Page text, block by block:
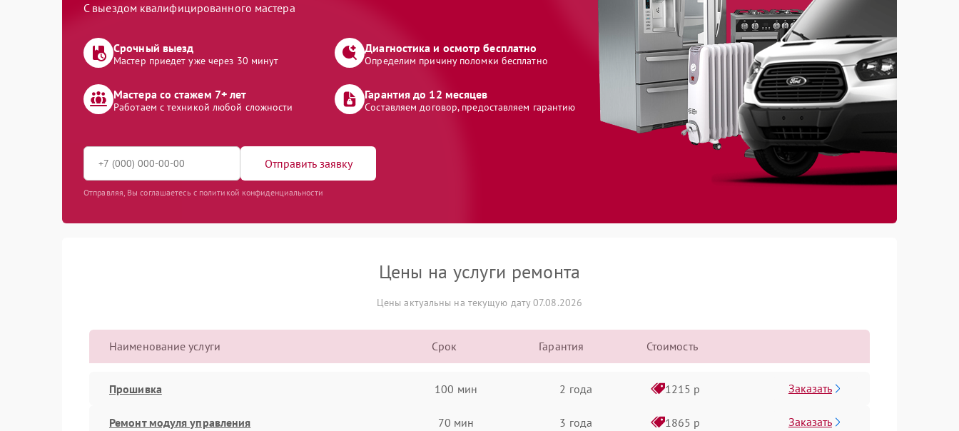
С выездом квалифицированного мастера
Срочный выезд
Мастер приедет уже через 30 минут
Диагностика и осмотр бесплатно
Определим причину поломки бесплатно
Мастера со стажем 7+ лет
Работаем с техникой любой сложности
Гарантия до 12 месяцев
Составляем договор, предоставляем гарантию
Отправить заявку
Отправляя, Вы соглашаетесь с политикой конфиденциальности
Цены на услуги ремонта
Цены актуальны на текущую дату 07.08.2026
Наименование услуги Срок Гарантия Стоимость
Прошивка 100 мин 2 года 1215 р Заказать
Ремонт модуля управления 70 мин 3 года 1865 р Заказать